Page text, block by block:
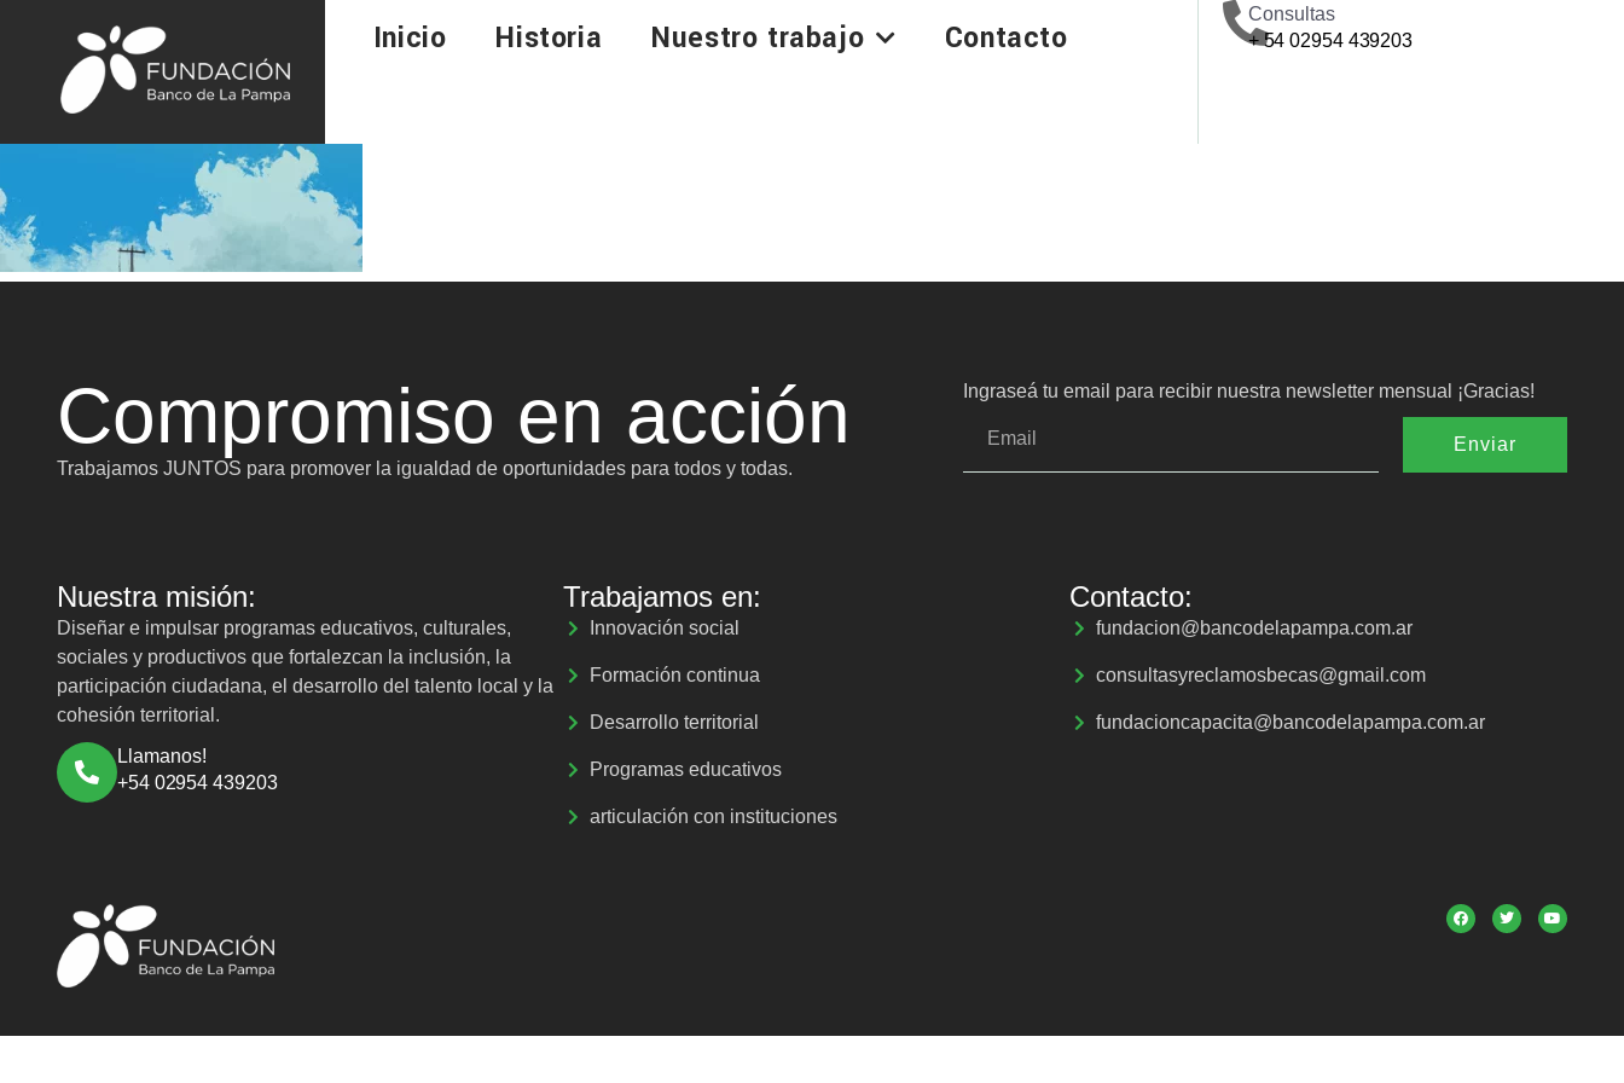
Inicio Historia Nuestro trabajo Contacto
Consultas
+ 54 02954 439203
Compromiso en acción
Trabajamos JUNTOS para promover la igualdad de oportunidades para todos y todas.
Ingraseá tu email para recibir nuestra newsletter mensual ¡Gracias!
Enviar
Nuestra misión:
Diseñar e impulsar programas educativos, culturales,
sociales y productivos que fortalezcan la inclusión, la
participación ciudadana, el desarrollo del talento local y la
cohesión territorial.
Llamanos!
+54 02954 439203
Trabajamos en:
Innovación social
Formación continua
Desarrollo territorial
Programas educativos
articulación con instituciones
Contacto:
fundacion@bancodelapampa.com.ar
consultasyreclamosbecas@gmail.com
fundacioncapacita@bancodelapampa.com.ar